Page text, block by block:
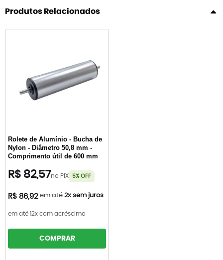
Produtos Relacionados
Rolete de Alumínio - Bucha de
Nylon - Diâmetro 50,8 mm -
Comprimento útil de 600 mm
R$ 82,57no PIX 5% OFF
R$ 86,92 em até 2x sem juros
em até 12x com acréscimo
COMPRAR